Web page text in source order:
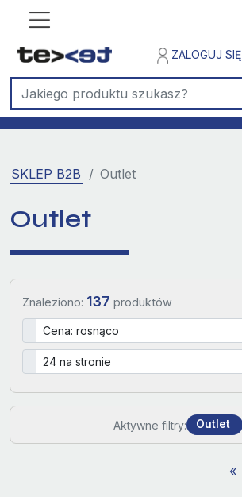
ZALOGUJ SIĘ
SKLEP B2B Outlet
Outlet
Znaleziono: 137 produktów
Aktywne filtry: Outlet
«